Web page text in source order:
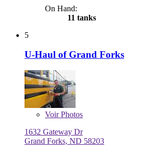
On Hand:
11 tanks
5
U-Haul of Grand Forks
VoirPhotos
1632 Gateway Dr
Grand Forks, ND 58203